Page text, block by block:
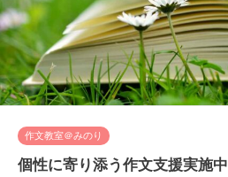
作文教室＠みのり
個性に寄り添う作文支援実施中